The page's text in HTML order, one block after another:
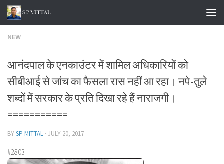
Skip to content
NEW
आनंदपाल के एनकाउंटर में शामिल अधिकारियों को
सीबीआई से जांच का फैसला रास नहीं आ रहा। नपे-तुले
शब्दों में सरकार के प्रति दिखा रहे हैं नाराजगी।
===========
BYSP MITTAL · JULY 20, 2017
#2803